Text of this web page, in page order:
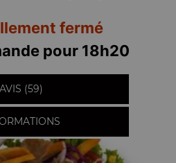
fermé
pour 18h20
AVIS (59)